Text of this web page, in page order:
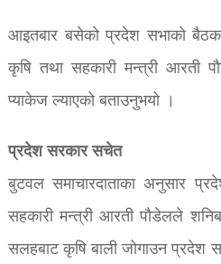
आइतबार बसेको प्रदेश सभाको
कृषि तथा सहकारी मन्त्री आरती
प्याकेज ल्याएको बताउनुभयो ।
प्रदेश सरकार सचेत
बुटवल समाचारदाताका अनुसार
सहकारी मन्त्री आरती पौडेलले
सलहबाट कृषि बाली जोगाउन प्रदेश